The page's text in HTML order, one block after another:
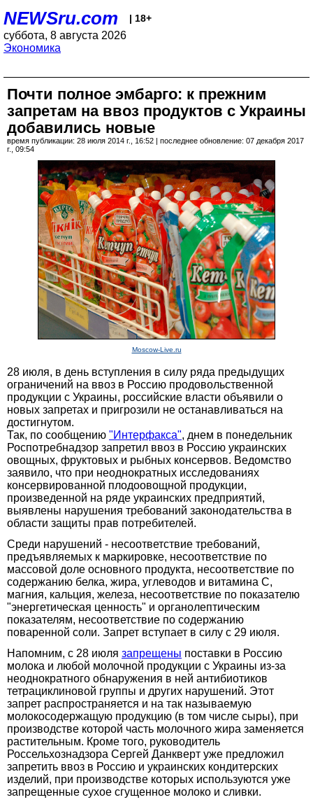
NEWSru.com | 18+
суббота, 8 августа 2026
Экономика
Почти полное эмбарго: к прежним
запретам на ввоз продуктов с Украины
добавились новые
время публикации: 28 июля 2014 г., 16:52 | последнее обновление: 07 декабря 2017
г., 09:54
Moscow-Live.ru
28 июля, в день вступления в силу ряда предыдущих
ограничений на ввоз в Россию продовольственной
продукции с Украины, российские власти объявили о
новых запретах и пригрозили не останавливаться на
достигнутом.
Так, по сообщению "Интерфакса", днем в понедельник
Роспотребнадзор запретил ввоз в Россию украинских
овощных, фруктовых и рыбных консервов. Ведомство
заявило, что при неоднократных исследованиях
консервированной плодоовощной продукции,
произведенной на ряде украинских предприятий,
выявлены нарушения требований законодательства в
области защиты прав потребителей.
Среди нарушений - несоответствие требований,
предъявляемых к маркировке, несоответствие по
массовой доле основного продукта, несоответствие по
содержанию белка, жира, углеводов и витамина С,
магния, кальция, железа, несоответствие по показателю
"энергетическая ценность" и органолептическим
показателям, несоответствие по содержанию
поваренной соли. Запрет вступает в силу с 29 июля.
Напомним, с 28 июля запрещены поставки в Россию
молока и любой молочной продукции с Украины из-за
неоднократного обнаружения в ней антибиотиков
тетрациклиновой группы и других нарушений. Этот
запрет распространяется и на так называемую
молокосодержащую продукцию (в том числе сыры), при
производстве которой часть молочного жира заменяется
растительным. Кроме того, руководитель
Россельхознадзора Сергей Данкверт уже предложил
запретить ввоз в Россию и украинских кондитерских
изделий, при производстве которых используются уже
запрещенные сухое сгущенное молоко и сливки.